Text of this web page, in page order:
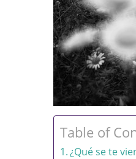
Table of
¿Qué se te